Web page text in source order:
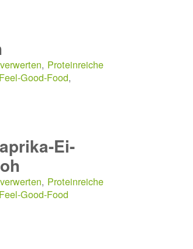
, Proteinreiche
Good-Food,
Ei-
, Proteinreiche
Good-Food